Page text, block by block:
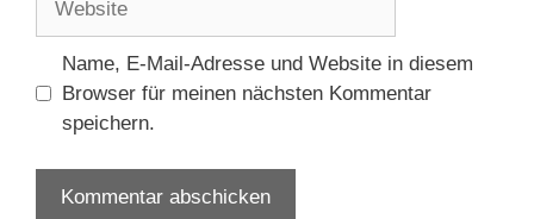
Name, E-Mail-Adresse und Website in diesem
Browser für meinen nächsten Kommentar
speichern.